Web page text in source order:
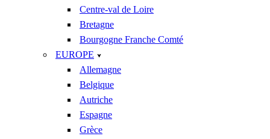
Centre-val de Loire
Bretagne
Bourgogne Franche Comté
EUROPE
Allemagne
Belgique
Autriche
Espagne
Grèce